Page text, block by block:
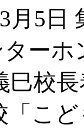
月5
ー
巳校
「こ